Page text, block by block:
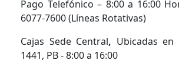
Pago Telefónico – 8:00 a 16:00
6077-7600 (Líneas Rotativas)
Cajas Sede Central, Ubicadas en
1441, PB - 8:00 a 16:00